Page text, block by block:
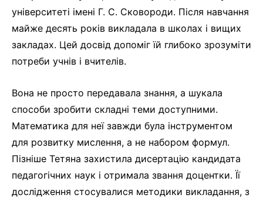
університеті імені Г. С. Сковороди. Після навчання
майже десять років викладала в школах і вищих
закладах. Цей досвід допоміг їй глибоко зрозуміти
потреби учнів і вчителів.
Вона не просто передавала знання, а шукала
способи зробити складні теми доступними.
Математика для неї завжди була інструментом
для розвитку мислення, а не набором формул.
Пізніше Тетяна захистила дисертацію кандидата
педагогічних наук і отримала звання доцентки. Її
дослідження стосувалися методики викладання, з